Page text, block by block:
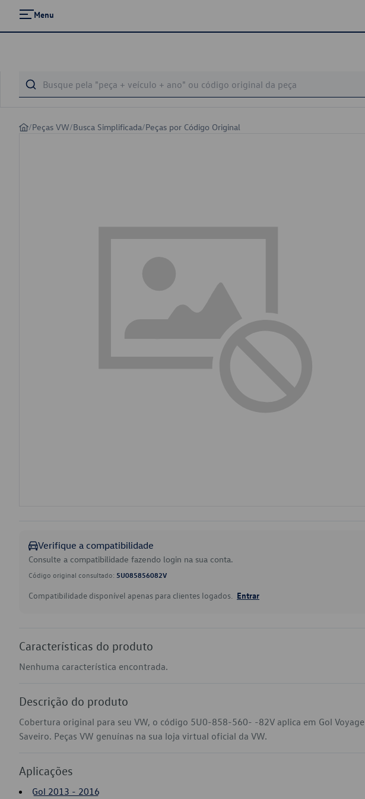
Menu
/Peças VW/Busca Simplificada/Peças por Código Original
Verifique a compatibilidade
Consulte a compatibilidade fazendo login na sua conta.
Código original consultado: 5U085856082V
Compatibilidade disponível apenas para clientes logados. Entrar
Características do produto
Nenhuma característica encontrada.
Descrição do produto
Cobertura original para seu VW, o código 5U0-858-560- -82V aplica em Gol Voyage
Saveiro. Peças VW genuínas na sua loja virtual oficial da VW.
Aplicações
Gol 2013 - 2016